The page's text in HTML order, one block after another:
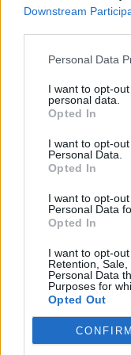
Downstream
Personal Data
I want to opt-
personal data.
Opted In
I want to opt-
Personal Data.
Opted In
I want to opt-
Personal Data
Opted In
I want to opt-
Retention,
Personal Data
Purposes for
Opted Out
CONFIRM
32 laipsnių šilumos
Žinios | Orai
V. Zalužno
Ukrainos politikoje:
savaitę: karščiai
Žinios | Orai